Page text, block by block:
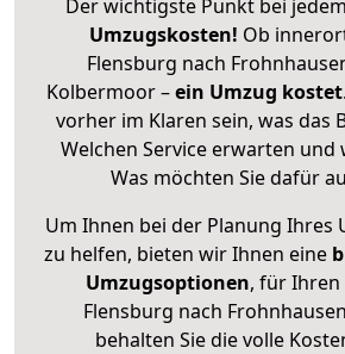
Der wichtigste Punkt bei
Umzugskosten! Ob
Flensburg nach
Kolbermoor –ein Umzug kostet.
vorher im Klaren sein, was das
Welchen Service erwarten und
Was möchten Sie dafür
Um Ihnen bei der Planung Ihres
zu helfen, bieten wir Ihnen eine
Umzugsoptionen, für Ihren
Flensburg nach
behalten Sie die volle